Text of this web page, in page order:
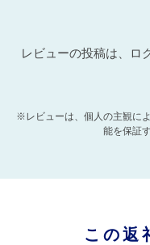
レビューの投稿は、ロ
※レビューは、個人の主観に
能を保証
この返